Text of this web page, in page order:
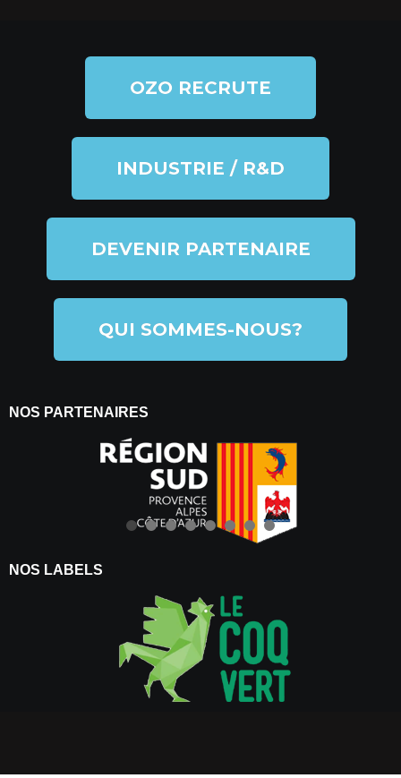
OZO RECRUTE
INDUSTRIE / R&D
DEVENIR PARTENAIRE
QUI SOMMES-NOUS?
NOS PARTENAIRES
NOS LABELS